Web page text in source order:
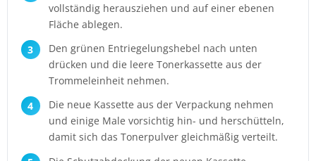
vollständig herausziehen und auf einer ebenen
Fläche ablegen.
Den grünen Entriegelungshebel nach unten
drücken und die leere Tonerkassette aus der
Trommeleinheit nehmen.
Die neue Kassette aus der Verpackung nehmen
und einige Male vorsichtig hin- und herschütteln,
damit sich das Tonerpulver gleichmäßig verteilt.